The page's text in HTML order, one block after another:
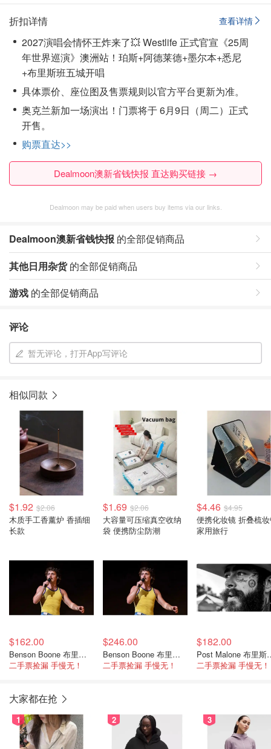
查看详情
折扣详情
2027演唱会情怀王炸来了💥 Westlife 正式官宣《25周
年世界巡演》澳洲站！珀斯+阿德莱德+墨尔本+悉尼
+布里斯班五城开唱
具体票价、座位图及售票规则以官方平台更新为准。
奥克兰新加一场演出！门票将于 6月9日（周二）正式
开售。
购票直达>>
Dealmoon澳新省钱快报 直达购买链接 →
Dealmoon may be paid when users buy items via our links.
Dealmoon澳新省钱快报 的全部促销商品
其他日用杂货的全部促销商品
游戏 的全部促销商品
评论
暂无评论，打开App写评论
相似同款
$1.92 $2.06
木质手工香薰炉 香插细
长款
$1.69 $2.06
大容量可压缩真空收纳
袋 便携防尘防潮
$4.46 $4.95
便携化妆镜 折叠梳
家用旅行
$162.00
Benson Boone 布里斯班演唱会 11月8日
二手票捡漏 手慢无！
$246.00
Benson Boone 布里斯班演唱会 11月6日
二手票捡漏 手慢无！
$182.00
Post
二手票捡漏 手慢无！
大家都在抢
1 2 3